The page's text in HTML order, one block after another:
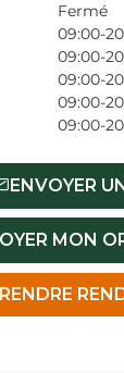
Fermé
09:00-
09:00-
09:00-
09:00-
09:00-
ENVOYER
MON